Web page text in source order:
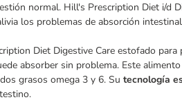
normal. Hill's Prescription Diet i/d
los problemas de absorción
Diet Digestive Care estofado
absorber sin problema. Este
grasos omega 3 y 6. Su tecnología